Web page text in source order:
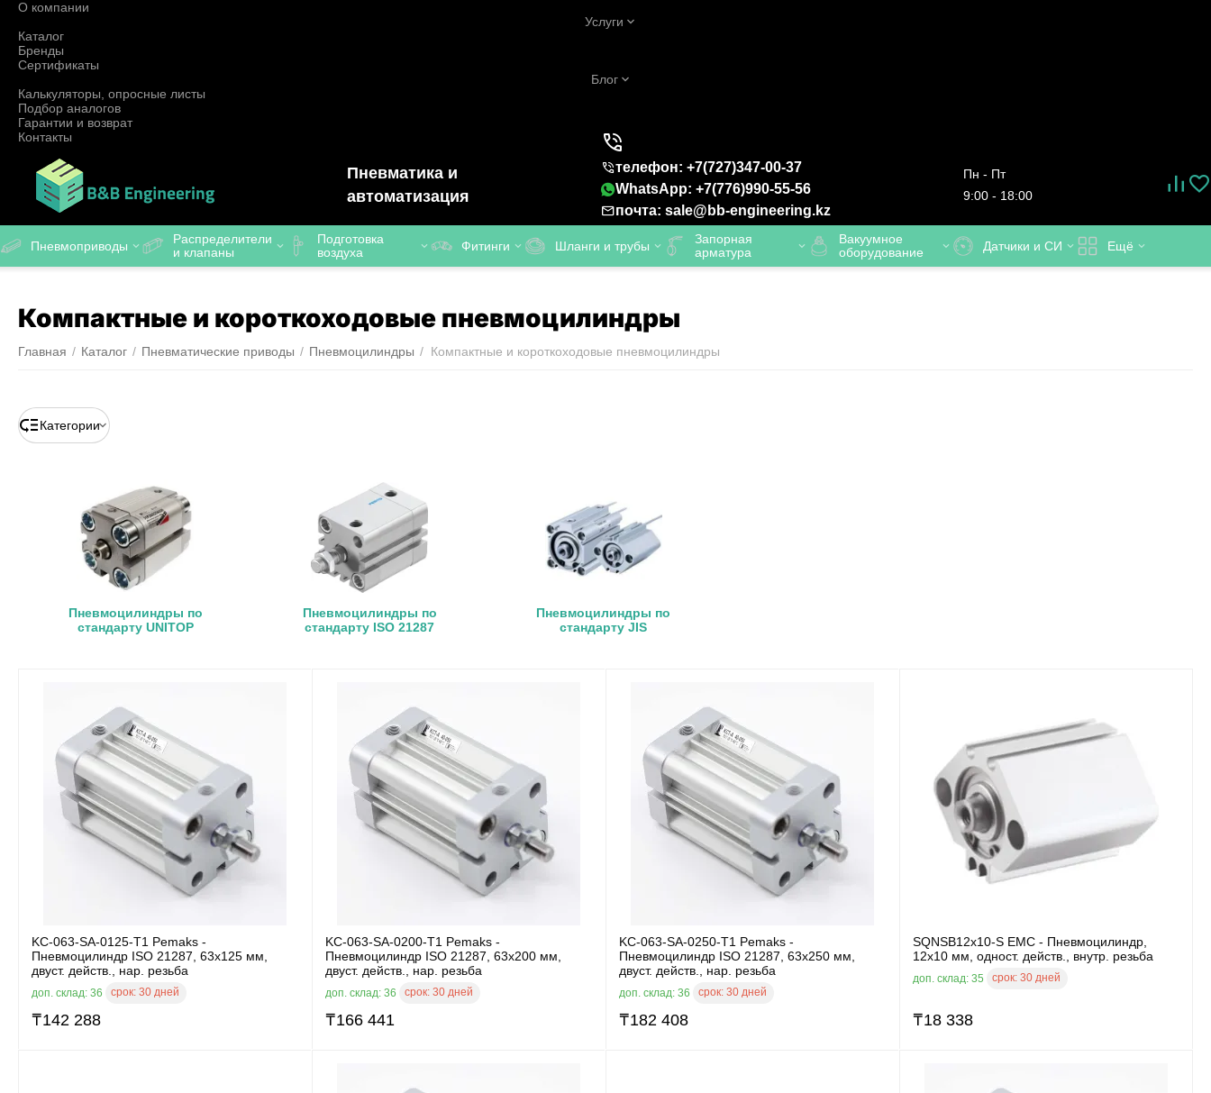
О компании
Услуги
Каталог
Бренды
Сертификаты
Блог
Калькуляторы, опросные листы
Подбор аналогов
Гарантии и возврат
Контакты
Пневматика и
автоматизация
телефон: +7(727)347-00-37
WhatsApp: +7(776)990-55-56
почта: sale@bb-engineering.kz
Пн - Пт
9:00 - 18:00
Пневмоприводы
Распределители
и клапаны
Подготовка
воздуха
Фитинги Шланги и трубы
Запорная
арматура
Вакуумное
оборудование
Датчики и СИ Ещё
Компактные и короткоходовые пневмоцилиндры
Главная / Каталог / Пневматические приводы / Пневмоцилиндры / Компактные и короткоходовые пневмоцилиндры
Категории
Пневмоцилиндры по
стандарту UNITOP
Пневмоцилиндры по
стандарту ISO 21287
Пневмоцилиндры по
стандарту JIS
KC-063-SA-0125-T1 Pemaks -
Пневмоцилиндр ISO 21287, 63x125 мм,
двуст. действ., нар. резьба
доп. склад: 36 срок: 30 дней
₸142 288
KC-063-SA-0200-T1 Pemaks -
Пневмоцилиндр ISO 21287, 63x200 мм,
двуст. действ., нар. резьба
доп. склад: 36 срок: 30 дней
₸166 441
KC-063-SA-0250-T1 Pemaks -
Пневмоцилиндр ISO 21287, 63x250 мм,
двуст. действ., нар. резьба
доп. склад: 36 срок: 30 дней
₸182 408
SQNSB12x10-S EMC - Пневмоцилиндр,
12x10 мм, одност. действ., внутр. резьба
доп. склад: 35 срок: 30 дней
₸18 338